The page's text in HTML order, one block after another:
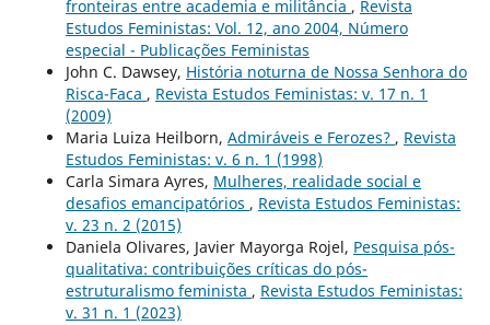
fronteiras entre academia e militância , Revista
Estudos Feministas: Vol. 12, ano 2004, Número
especial - Publicações Feministas
John C. Dawsey, História noturna de Nossa Senhora do
Risca-Faca , Revista Estudos Feministas: v. 17 n. 1
(2009)
Maria Luiza Heilborn, Admiráveis e Ferozes? , Revista
Estudos Feministas: v. 6 n. 1 (1998)
Carla Simara Ayres, Mulheres, realidade social e
desafios emancipatórios , Revista Estudos Feministas:
v. 23 n. 2 (2015)
Daniela Olivares, Javier Mayorga Rojel, Pesquisa pós-
qualitativa: contribuições críticas do pós-
estruturalismo feminista , Revista Estudos Feministas:
v. 31 n. 1 (2023)